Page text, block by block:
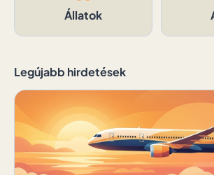
Állatok
Legújabb hirdetések